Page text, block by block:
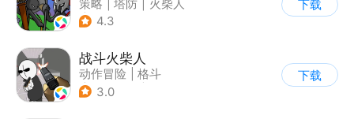
策略 塔防
火柴人
| 休闲益智
4.3
下载
战斗火柴人
动作冒险
格斗
| 横版过关
3.0
下载